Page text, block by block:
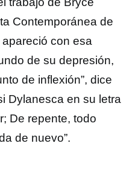
Contemporánea de
con esa
de su depresión,
de inflexión”, dice
Dylanesca en su letra
De repente, todo
de nuevo”.